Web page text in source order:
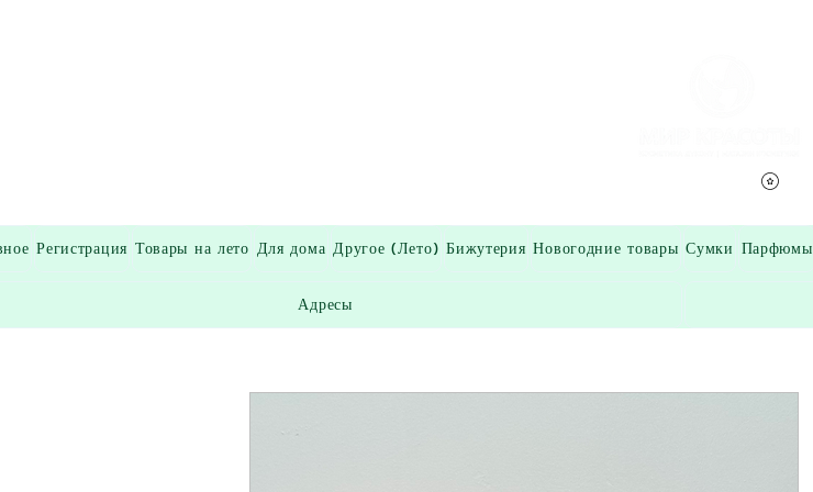
Регистрация Товары на лето Для дома Другое (Лето) Бижутерия Новогодние товары Сумки Парфюмы
Адресы